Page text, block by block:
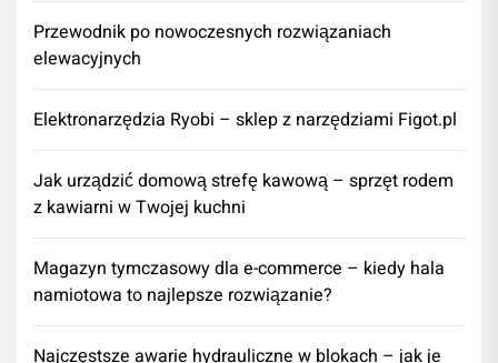
Przewodnik po nowoczesnych rozwiązaniach
elewacyjnych
Elektronarzędzia Ryobi – sklep z narzędziami Figot.pl
​Jak urządzić domową strefę kawową – sprzęt rodem
z kawiarni w Twojej kuchni
Magazyn tymczasowy dla e-commerce – kiedy hala
namiotowa to najlepsze rozwiązanie?
Najczęstsze awarie hydrauliczne w blokach – jak je